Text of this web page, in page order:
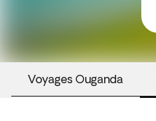
Voyages Ouganda